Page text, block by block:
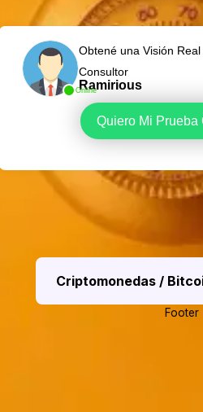
Online
Obtené una Visión
Consultor
Ramirious
Quiero Mi Prueba
Criptomonedas /
Footer